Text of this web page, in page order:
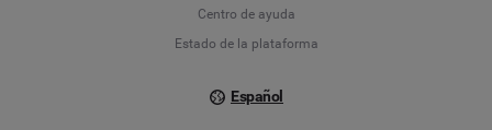
Centro de ayuda
Estado de la plataforma
Español